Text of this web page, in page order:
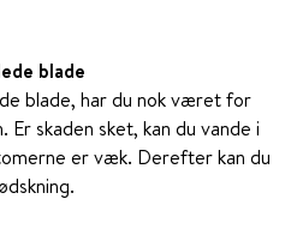
blade
blade, har du nok været for
Er skaden sket, kan du vande i
er væk. Derefter kan du